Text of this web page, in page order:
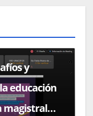
y
educación
magistral